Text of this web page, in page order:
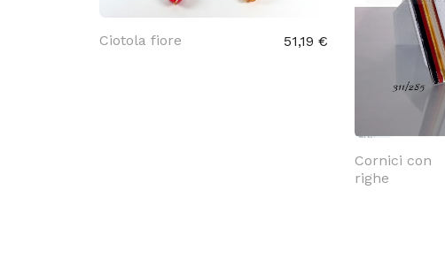
Ciotola fiore 51,19 €
Cornici con
righe